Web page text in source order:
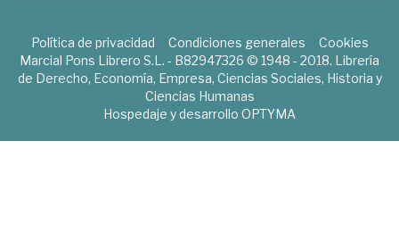
Política de privacidad Condiciones generales
Cookies
Marcial Pons Librero S.L. - B82947326 © 1948 - 2018. Librería
de Derecho, Economía, Empresa, Ciencias Sociales, Historia y
Ciencias Humanas
Hospedaje y desarrollo OPTYMA